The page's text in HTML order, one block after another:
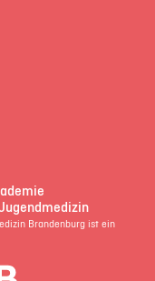
Brandenburg ist ein